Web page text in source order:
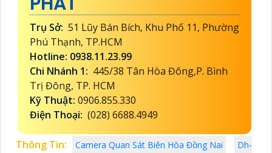
Trụ Sở: 51 Lũy Bán Bích, Khu Phố 11, Phường
Phú Thạnh, TP.HCM
Hotline: 0938.11.23.99
Chi Nhánh 1: 445/38 Tân Hòa Đông,P. Bình
Trị Đông, TP. HCM
Kỹ Thuật: 0906.855.330
Điện Thoại: (028) 6688.4949
Thông Tin: Camera Quan Sát Biên Hòa Đồng Nai
Dh-